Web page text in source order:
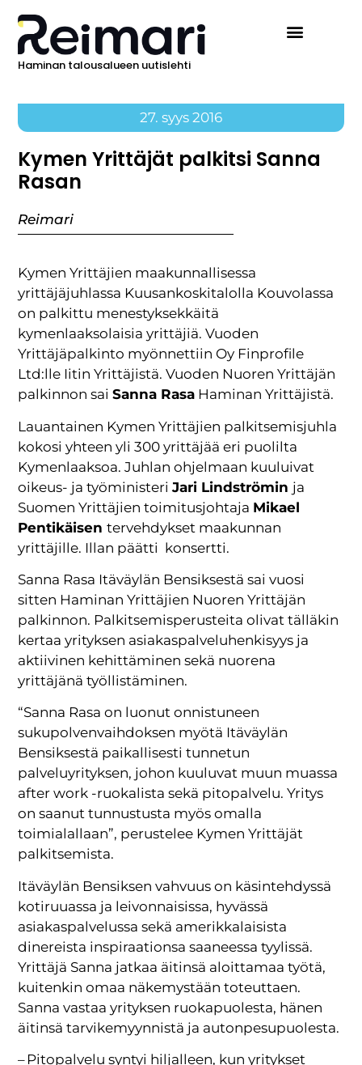
Haminan talousalueen uutislehti
27. syys 2016
Kymen Yrittäjät palkitsi Sanna
Rasan
Reimari
Kymen Yrittäjien maakunnallisessa
yrittäjäjuhlassa Kuusankoskitalolla Kouvolassa
on palkittu menestyksekkäitä
kymenlaaksolaisia yrittäjiä. Vuoden
Yrittäjäpalkinto myönnettiin Oy Finprofile
Ltd:lle Iitin Yrittäjistä. Vuoden Nuoren Yrittäjän
palkinnon saiSanna Rasa Haminan Yrittäjistä.
Lauantainen Kymen Yrittäjien palkitsemisjuhla
kokosi yhteen yli 300 yrittäjää eri puolilta
Kymenlaaksoa. Juhlan ohjelmaan kuuluivat
oikeus- ja työministeriJari Lindströmin ja
Suomen Yrittäjien toimitusjohtaja Mikael
Pentikäisentervehdykset maakunnan
yrittäjille. Illan päätti konsertti.
Sanna Rasa Itäväylän Bensiksestä sai vuosi
sitten Haminan Yrittäjien Nuoren Yrittäjän
palkinnon. Palkitsemisperusteita olivat tälläkin
kertaa yrityksen asiakaspalveluhenkisyys ja
aktiivinen kehittäminen sekä nuorena
yrittäjänä työllistäminen.
“Sanna Rasa on luonut onnistuneen
sukupolvenvaihdoksen myötä Itäväylän
Bensiksestä paikallisesti tunnetun
palveluyrityksen, johon kuuluvat muun muassa
after work -ruokalista sekä pitopalvelu. Yritys
on saanut tunnustusta myös omalla
toimialallaan”, perustelee Kymen Yrittäjät
palkitsemista.
Itäväylän Bensiksen vahvuus on käsintehdyssä
kotiruuassa ja leivonnaisissa, hyvässä
asiakaspalvelussa sekä amerikkalaisista
dinereista inspiraationsa saaneessa tyylissä.
Yrittäjä Sanna jatkaa äitinsä aloittamaa työtä,
kuitenkin omaa näkemystään toteuttaen.
Sanna vastaa yrityksen ruokapuolesta, hänen
äitinsä tarvikemyynnistä ja autonpesupuolesta.
– Pitopalvelu syntyi hiljalleen, kun yritykset